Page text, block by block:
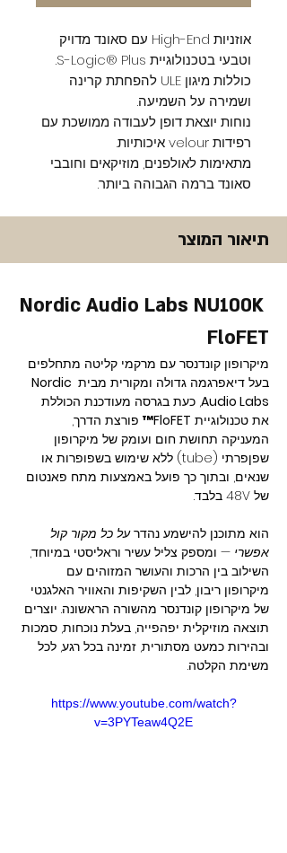
אוזניות High-End עם סאונד מדויק
וטבעי בטכנולוגיית S-Logic® Plus.
כוללות מיגון ULE להפחתת קרינה
ושמירה על השמיעה.
נוחות יוצאת דופן לעבודה ממושכת עם
רפידות velour איכותיות.
מתאימות לאולפנים, מוזיקאים וחובבי
סאונד ברמה הגבוהה ביותר.
תיאור המוצר
Nordic Audio Labs NU100K
FloFET
מיקרופון קונדנסר עם מרקמי קליטה מתחלפים
בעל דיאפרגמה גדולה ומקורית מבית Nordic
Audio Labs, כעת בגרסה מעודכנת הכוללת
את טכנולוגיית FloFET™
פורצת הדרך,
המעניקה תחושת חום ועומק של מיקרופון
שפןפרתי (tube) ללא שימוש בשפופרות או
שנאים, ובתוך כך פועל באמצעות מתח פאנטום
של 48V בלבד.
הוא מתוכנן להישמע נהדר על כל מקור קול
אפשרי — ומספק צליל עשיר וראליסטי במיוחד,
השילוב בין הרכות והעושר המזוהים עם
מיקרופון ריבון, לבין השקיפות והאוויר האלגנטי
של מיקרופון קונדנסר מהשורה הראשונה. יוצרים
תוצאה מוזיקלית יפהפייה, בעלת נוכחות, סמכות
ובהירות כמעט מסתורית, זמינה בכל רגע, לכל
משימת הקלטה.
https://www.youtube.com/watch?
v=3PYTeaw4Q2E